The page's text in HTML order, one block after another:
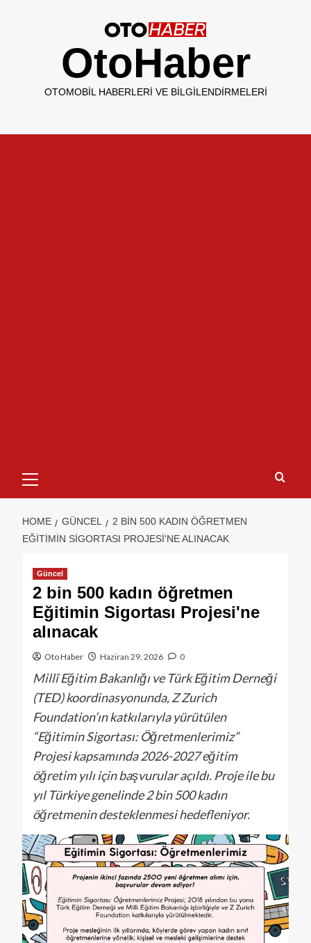
OtoHaber
OTOMOBIL HABERLERI VE BILGILENDIRMELERI
HOME GÜNCEL
2 BIN 500 KADIN ÖĞRETMEN
EĞITIMIN SIGORTASI PROJESI'NE ALINACAK
Güncel
2 bin 500 kadın öğretmen
Eğitimin Sigortası Projesi'ne
alınacak
Oto Haber Haziran 29, 2026 0
Millî Eğitim Bakanlığı ve Türk Eğitim Derneği
(TED) koordinasyonunda, Z Zurich
Foundation’ın katkılarıyla yürütülen
“Eğitimin Sigortası: Öğretmenlerimiz”
Projesi kapsamında 2026-2027 eğitim
öğretim yılı için başvurular açıldı. Proje ile bu
yıl Türkiye genelinde 2 bin 500 kadın
öğretmenin desteklenmesi hedefleniyor.